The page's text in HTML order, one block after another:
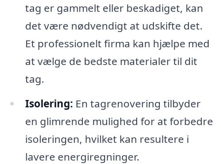
tag er gammelt eller beskadiget, kan
det være nødvendigt at udskifte det.
Et professionelt firma kan hjælpe med
at vælge de bedste materialer til dit
tag.
Isolering: En tagrenovering tilbyder
en glimrende mulighed for at forbedre
isoleringen, hvilket kan resultere i
lavere energiregninger.